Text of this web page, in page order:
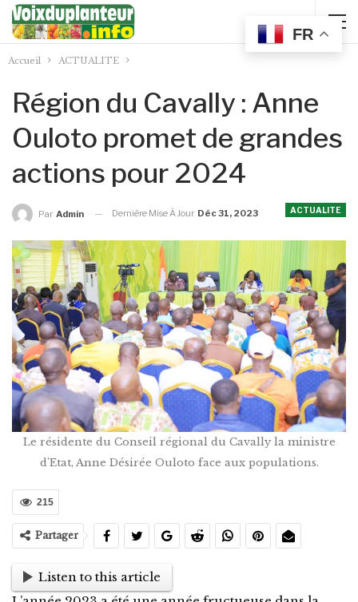
Accueil ACTUALITE
Région du Cavally : Anne
Ouloto promet de grandes
actions pour 2024
ACTUALITE
Par Admin Dernière Mise À Jour Déc 31, 2023
Le résidente du Conseil régional du Cavally la ministre
d'Etat, Anne Désirée Ouloto face aux populations.
215
Partager
Listen to this article
FR